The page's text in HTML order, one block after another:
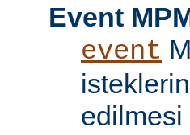
Event
event
edilmesi